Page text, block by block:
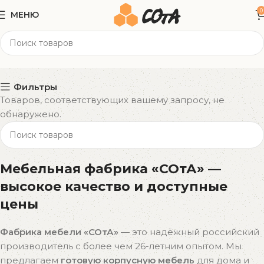
МЕНЮ 0
190x80x78 см
Фильтры
Товаров, соответствующих вашему запросу, не
обнаружено.
Мебельная фабрика «СОтА» —
высокое качество и доступные
цены
Фабрика мебели «СОтА» — это надёжный российский
производитель с более чем 26-летним опытом. Мы
предлагаем готовую корпусную мебель для дома и